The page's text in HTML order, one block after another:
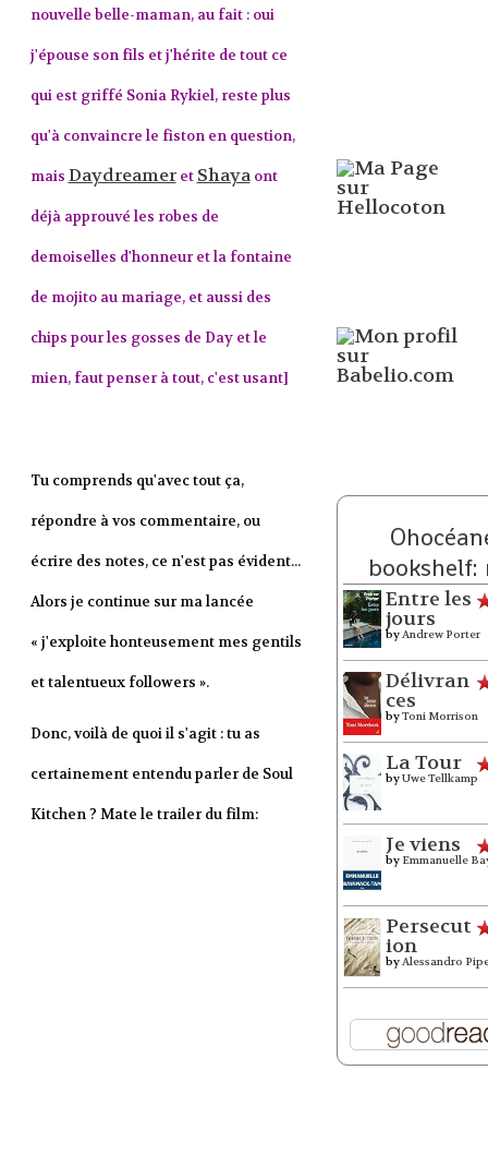
nouvelle belle-maman, au fait : oui
j'épouse son fils et j'hérite de tout ce
qui est griffé Sonia Rykiel, reste plus
qu'à convaincre le fiston en question,
mais Daydreameret Shayaont
déjà approuvé les robes de
demoiselles d'honneur et la fontaine
de mojito au mariage, et aussi des
chips pour les gosses de Day et le
mien, faut penser à tout, c'est usant]
Tu comprends qu'avec tout ça,
répondre à vos commentaire, ou
écrire des notes, ce n'est pas évident...
Alors je continue sur ma lancée
« j'exploite honteusement mes gentils
et talentueux followers ».
Donc, voilà de quoi il s'agit : tu as
certainement entendu parler de Soul
Kitchen ? Mate le trailer du film:
bookshelf:
Entre les
jours
byAndrew Porter
Délivran
ces
byToni Morrison
La Tour
byUwe Tellkamp
Je viens
by Emmanuelle
Persecut
ion
byAlessandro